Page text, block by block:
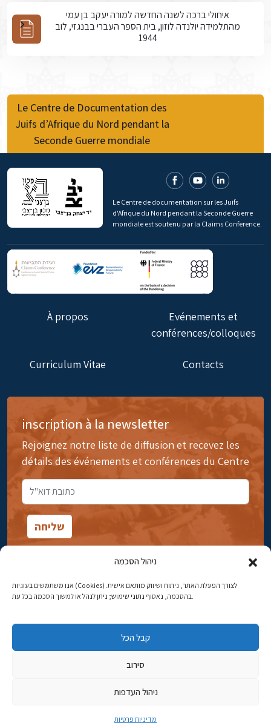
ניהול הסכמה
אנו משתמשים בעוגיות (Cookies) לצורך הפעלת האתר, ניתוח ושיווק מותאם אישית.
בהסכמה, נאסוף נתוני שימוש; ניתן לנהל או למשוך הסכמה בכל עת.
קבל הכל
סירוב
ניהול העדפות
מדיניות פרטיות
איחולי ברכה לשנה החדשה למורה יעקב בן עמי
מהתלמידה יולנדה לוזון, בית הספר העברי בבנגזי, לוב
1944
Le Centre de Documentation des
Juifs d’Afrique du Nord pendant la
Seconde Guerre mondiale
Le Centre de documentation sur les Juifs
d'Afrique du Nord pendant la Seconde Guerre
mondiale est soutenu par la Claims Conference.
À propos
Evénements et
conférences/colloques
Curriculum Vitae Contacts
inscription à la newsletter
Rejoignez notre liste de diffusion et recevez les
détails des événements et conférences du Centre
14rue Ibn Gavirol, Rehavia, Jérusalem
Adresse électronique:najww2@ybz.org.il